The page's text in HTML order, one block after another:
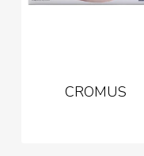
CROMUS